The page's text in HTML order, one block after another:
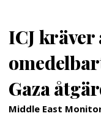
ICJ kräver
Gaza
Middle East